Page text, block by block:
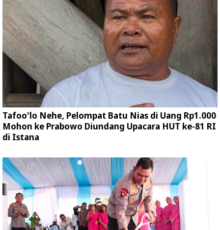
Tafoo'lo Nehe, Pelompat Batu Nias di Uang Rp1.000
Mohon ke Prabowo Diundang Upacara HUT ke-81 RI
di Istana